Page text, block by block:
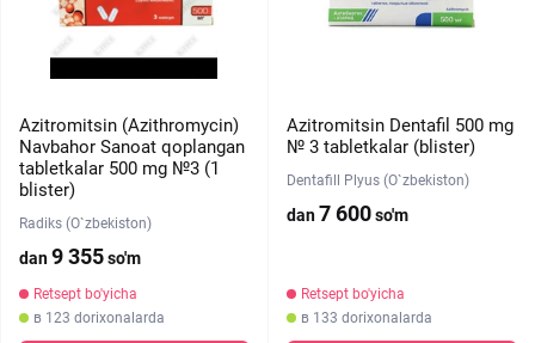
Azitromitsin (Azithromycin)
Navbahor Sanoat qoplangan
tabletkalar 500 mg №3 (1
blister)
Radiks (O`zbekiston)
dan9 355so'm
Retsept bo'yicha
в 123 dorixonalarda
Azitromitsin Dentafil 500 mg
№ 3 tabletkalar (blister)
Dentafill Plyus (O`zbekiston)
dan7 600so'm
Retsept bo'yicha
в 133 dorixonalarda